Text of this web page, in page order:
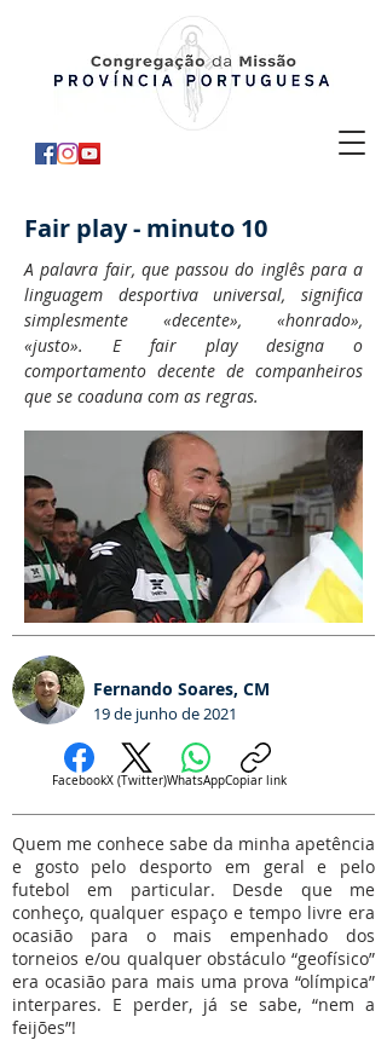
Fair play - minuto 10
A palavra fair, que passou do inglês para a
linguagem desportiva universal, significa
simplesmente «decente», «honrado»,
«justo». E fair play designa o
comportamento decente de companheiros
que se coaduna com as regras.
Fernando Soares, CM
19 de junho de 2021
FacebookX (Twitter)WhatsAppCopiar link
Quem me conhece sabe da minha apetência
e gosto pelo desporto em geral e pelo
futebol em particular. Desde que me
conheço, qualquer espaço e tempo livre era
ocasião para o mais empenhado dos
torneios e/ou qualquer obstáculo “geofísico”
era ocasião para mais uma prova “olímpica”
interpares. E perder, já se sabe, “nem a
feijões”!